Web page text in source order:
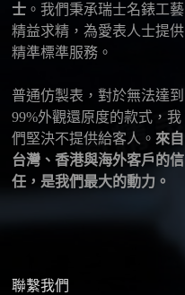
士 。我們秉承瑞士名錶工藝
精益求精，為愛表人士提供
精準標準服務。
普通仿製表，對於無法達到
99%外觀還原度的款式，我
們堅決不提供給客人。 來自
台灣、香港與海外客戶的信
任，是我們最大的動力。
聯繫我們